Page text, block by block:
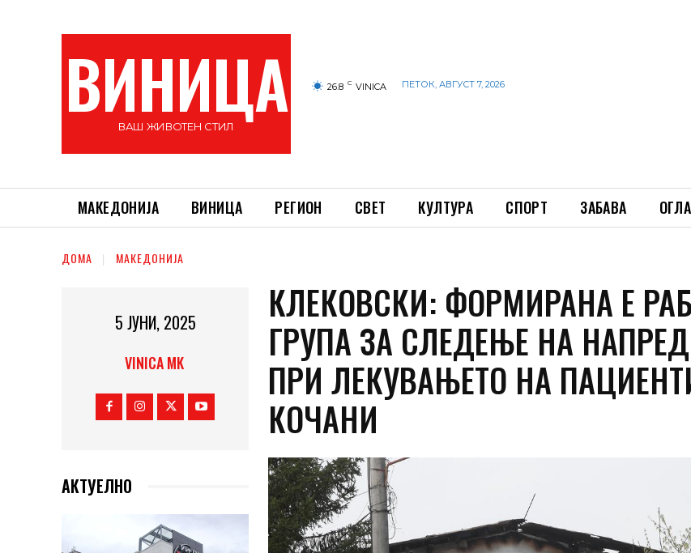
ВИНИЦА
ВАШ ЖИВОТЕН СТИЛ
26.8 C VINICA ПЕТОК, АВГУСТ 7, 2026
МАКЕДОНИЈА ВИНИЦА РЕГИОН СВЕТ КУЛТУРА СПОРТ ЗАБАВА
ДОМА МАКЕДОНИЈА
5 ЈУНИ, 2025
VINICA MK
АКТУЕЛНО
КЛЕКОВСКИ: ФОРМИРАНА Е
ГРУПА ЗА СЛЕДЕЊЕ НА
ПРИ ЛЕКУВАЊЕТО НА
КОЧАНИ